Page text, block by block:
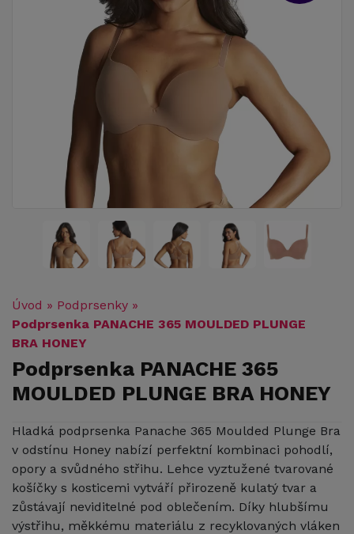
Úvod » Podprsenky »
Podprsenka PANACHE 365 MOULDED PLUNGE
BRA HONEY
Podprsenka PANACHE 365
MOULDED PLUNGE BRA HONEY
Hladká podprsenka Panache 365 Moulded Plunge Bra
v odstínu Honey nabízí perfektní kombinaci pohodlí,
opory a svůdného střihu. Lehce vyztužené tvarované
košíčky s kosticemi vytváří přirozeně kulatý tvar a
zůstávají neviditelné pod oblečením. Díky hlubšímu
výstřihu, měkkému materiálu z recyklovaných vláken